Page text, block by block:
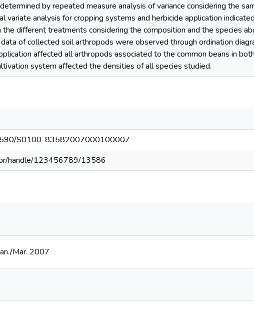
by repeated measure analysis of variance considering the
variate analysis for cropping systems and herbicide application
different treatments considering the composition and the species
of collected soil arthropods were observed through ordination
affected all arthropods associated to the common beans in
system affected the densities of all species studied.
S0100-83582007000100007
handle/123456789/13586
Mar. 2007